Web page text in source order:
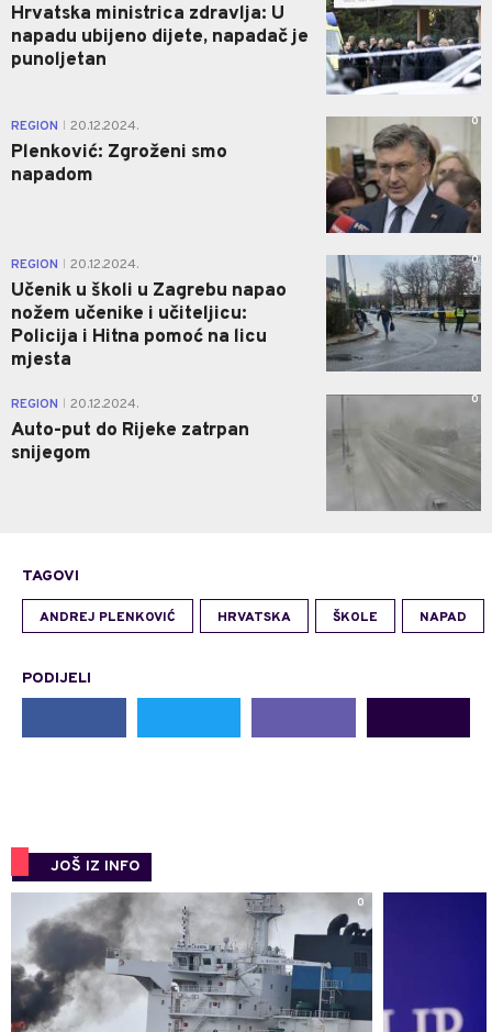
Hrvatska ministrica zdravlja: U
napadu ubijeno dijete, napadač je
punoljetan
REGION 20.12.2024.
Plenković: Zgroženi smo
napadom
0
REGION 20.12.2024.
Učenik u školi u Zagrebu napao
nožem učenike i učiteljicu:
Policija i Hitna pomoć na licu
mjesta
0
REGION 20.12.2024.
Auto-put do Rijeke zatrpan
snijegom
0
TAGOVI
ANDREJ PLENKOVIĆ HRVATSKA ŠKOLE NAPAD
PODIJELI
JOŠ IZ INFO
0